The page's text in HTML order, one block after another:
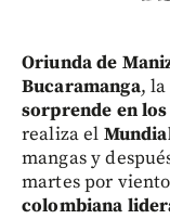
Oriunda de
Bucaramanga,
sorprende en
realiza el
mangas y
martes por
colombiana